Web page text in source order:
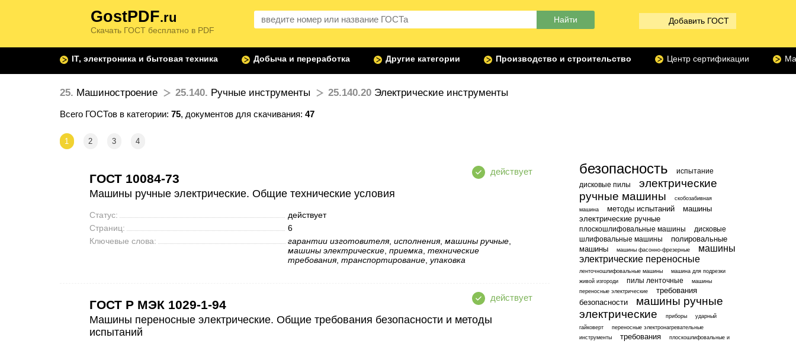
GostPDF.ru
Скачать ГОСТ бесплатно в PDF
Добавить ГОСТ
IT, электроника и бытовая техника Добыча и переработка Другие категории Производство и строительство Центр сертификации
25. Машиностроение 25.140. Ручные инструменты 25.140.20Электрические инструменты
Всего ГОСТов в категории: 75, документов для скачивания: 47
1 2 3 4
ГОСТ 10084-73
Машины ручные электрические. Общие технические условия
Статус:
действует
Страниц:
6
Ключевые слова:
гарантии изготовителя, исполнения, машины ручные,
машины электрические, приемка технические
требования, транспортирование, упаковка
ГОСТ Р МЭК 1029-1-94
Машины переносные электрические. Общие требования безопасности и методы
испытаний
безопасность
испытание
дисковые пилы
электрические
ручные машины
скобозабивная
машина
методы испытаний
машины
электрические ручные
плоскошлифовальные машины
дисковые
шлифовальные машины
полировальные
машины
машины фасонно-фрезерные
машины
электрические переносные
ленточношлифовальные машины
машина для подрезки
живой изгороди
пилы ленточные
машины
переносные электрические
требования
безопасности
машины ручные
электрические
приборы
ударный
гайковерт
переносные электронагревательные
инструменты
требования
плоскошлифовальные и